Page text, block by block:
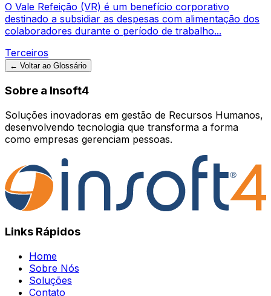
O Vale Refeição (VR) é um benefício corporativo
destinado a subsidiar as despesas com alimentação dos
colaboradores durante o período de trabalho...
Terceiros
← Voltar ao Glossário
Sobre a Insoft4
Soluções inovadoras em gestão de Recursos Humanos,
desenvolvendo tecnologia que transforma a forma
como empresas gerenciam pessoas.
Links Rápidos
Home
Sobre Nós
Soluções
Contato